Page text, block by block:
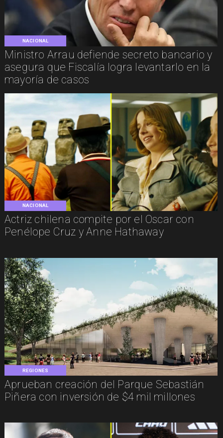
NACIONAL
Ministro Arrau defiende secreto bancario y
asegura que Fiscalía logra levantarlo en la
mayoría de casos
NACIONAL
Actriz chilena compite por el Oscar con
Penélope Cruz y Anne Hathaway
REGIONES
Aprueban creación del Parque Sebastián
Piñera con inversión de $4 mil millones